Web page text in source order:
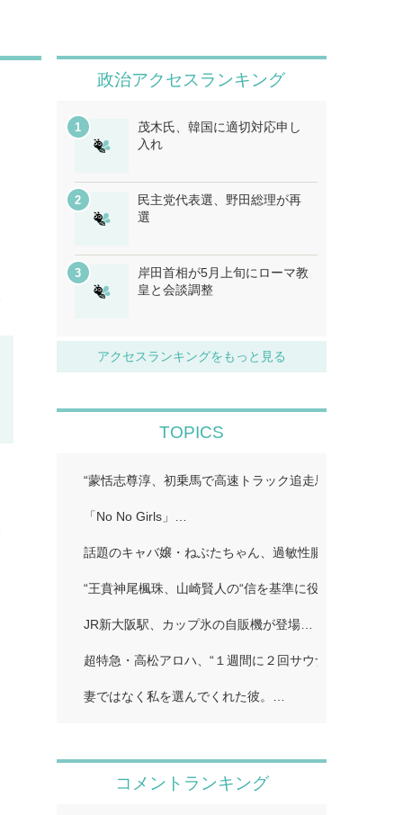
政治アクセスランキング
茂木氏、韓国に適切対応申し
入れ
民主党代表選、野田総理が再
選
岸田首相が5月上旬にローマ教
皇と会談調整
アクセスランキングをもっと見る
TOPICS
“蒙恬志尊淳、初乗馬で高速トラック追走馬シーン増加…
「No No Girls」…
話題のキャバ嬢・ねぶたちゃん、過敏性腸症候群に苦
“王賁神尾楓珠、山崎賢人の“信を基準に役作り「蟻が
JR新大阪駅、カップ氷の自販機が登場…
超特急・高松アロハ、“１週間に２回サウナで偶然遭遇
妻ではなく私を選んでくれた彼。…